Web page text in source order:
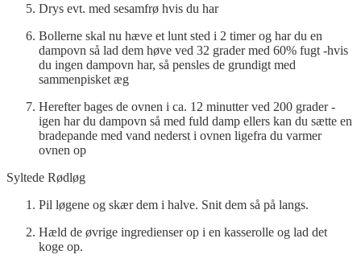
Drys evt. med sesamfrø hvis du har
Bollerne skal nu hæve et lunt sted i 2 timer og har du en
dampovn så lad dem høve ved 32 grader med 60% fugt -hvis
du ingen dampovn har, så pensles de grundigt med
sammenpisket æg
Herefter bages de ovnen i ca. 12 minutter ved 200 grader -
igen har du dampovn så med fuld damp ellers kan du sætte en
bradepande med vand nederst i ovnen ligefra du varmer
ovnen op
Syltede Rødløg
Pil løgene og skær dem i halve. Snit dem så på langs.
Hæld de øvrige ingredienser op i en kasserolle og lad det
koge op.